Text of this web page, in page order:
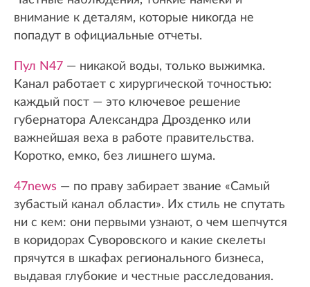
внимание к деталям, которые никогда не
попадут в официальные отчеты.
Пул N47 — никакой воды, только выжимка.
Канал работает с хирургической точностью:
каждый пост — это ключевое решение
губернатора Александра Дрозденко или
важнейшая веха в работе правительства.
Коротко, емко, без лишнего шума.
47news — по праву забирает звание «Самый
зубастый канал области». Их стиль не спутать
ни с кем: они первыми узнают, о чем шепчутся
в коридорах Суворовского и какие скелеты
прячутся в шкафах регионального бизнеса,
выдавая глубокие и честные расследования.